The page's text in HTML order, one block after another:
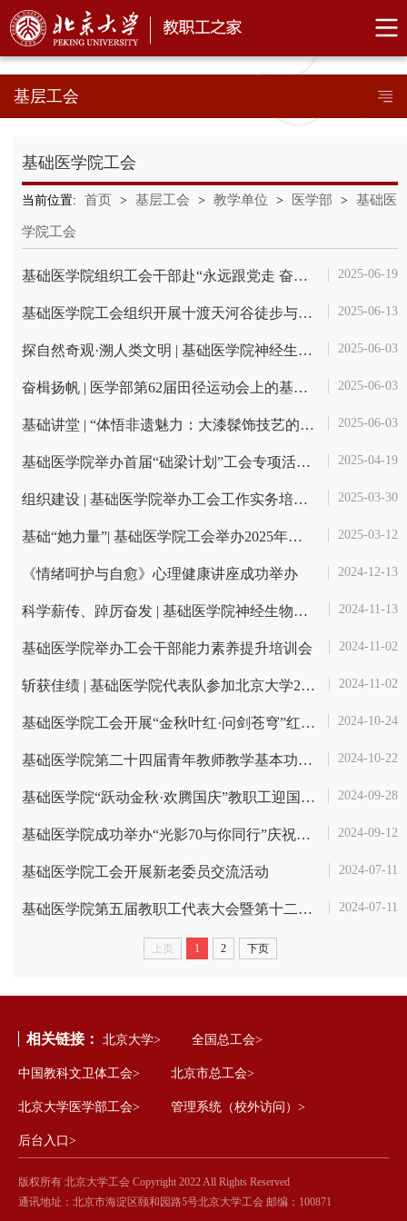
基层工会
基础医学院工会
当前位置: 首页 > 基层工会 > 教学单位 > 医学部 > 基础医
学院工会
基础医学院组织工会干部赴“永远跟党走 奋进新征程——中国工人运动历史... 2025-06-19
基础医学院工会组织开展十渡天河谷徒步与张坊胜天渠纪念馆参观学习活动 2025-06-13
探自然奇观·溯人类文明 | 基础医学院神经生物医学工会小组开展主题参观... 2025-06-03
奋楫扬帆 | 医学部第62届田径运动会上的基础医学教职工风采 2025-06-03
基础讲堂 | “体悟非遗魅力：大漆髹饰技艺的千年传承”活动顺利举办 2025-06-03
基础医学院举办首届“础梁计划”工会专项活动立项评审会 2025-04-19
组织建设 | 基础医学院举办工会工作实务培训会 2025-03-30
基础“她力量”| 基础医学院工会举办2025年国际劳动妇女节系列活动 2025-03-12
《情绪呵护与自愈》心理健康讲座成功举办 2024-12-13
科学薪传、踔厉奋发 | 基础医学院神经生物学系工会小组权益杯活动 2024-11-13
基础医学院举办工会干部能力素养提升培训会 2024-11-02
斩获佳绩 | 基础医学院代表队参加北京大学2024年教职工羽毛球锦标赛 2024-11-02
基础医学院工会开展“金秋叶红·问剑苍穹”红叶岭和航空博物馆游览参观活动 2024-10-24
基础医学院第二十四届青年教师教学基本功比赛圆满落幕 2024-10-22
基础医学院“跃动金秋·欢腾国庆”教职工迎国庆跳长绳活动圆满落幕 2024-09-28
基础医学院成功举办“光影70与你同行”庆祝教师节暨建院70周年教职工大... 2024-09-12
基础医学院工会开展新老委员交流活动 2024-07-11
基础医学院第五届教职工代表大会暨第十二届工会会员代表大会顺利召开 2024-07-11
上页 1 2 下页
相关链接： 北京大学> 全国总工会>
中国教科文卫体工会> 北京市总工会>
北京大学医学部工会> 管理系统（校外访问）>
后台入口>
版权所有 北京大学工会 Copyright 2022 All Rights Reserved
通讯地址：北京市海淀区颐和园路5号北京大学工会 邮编：100871